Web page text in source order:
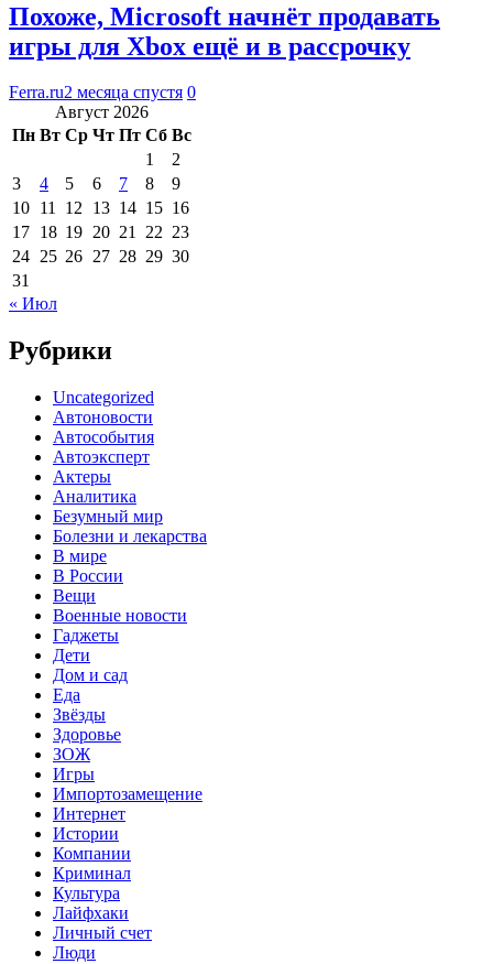
Похоже, Microsoft начнёт продавать
игры для Xbox ещё и в рассрочку
Ferra.ru2 месяца спустя 0
Август 2026
Пн Вт Ср Чт Пт Сб Вс
1
2
3
4 5 6 7 8
9
10 11 12 13 14 15 16
17 18 19 20 21 22 23
24 25 26 27 28 29 30
31
« Июл
Рубрики
Uncategorized
Автоновости
Автособытия
Автоэксперт
Актеры
Аналитика
Безумный мир
Болезни и лекарства
В мире
В России
Вещи
Военные новости
Гаджеты
Дети
Дом и сад
Еда
Звёзды
Здоровье
ЗОЖ
Игры
Импортозамещение
Интернет
Истории
Компании
Криминал
Культура
Лайфхаки
Личный счет
Люди